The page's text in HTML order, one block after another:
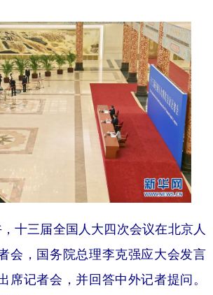
三届全国人大四次会议在北京人
会，国务院总理李克强应大会发言
席记者会，并回答中外记者提问。